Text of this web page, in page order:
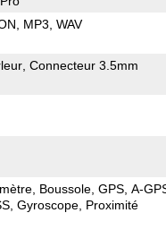
MP3 WAV
Connecteur 3.5mm
Boussole GPS A-
Gyroscope Proximité